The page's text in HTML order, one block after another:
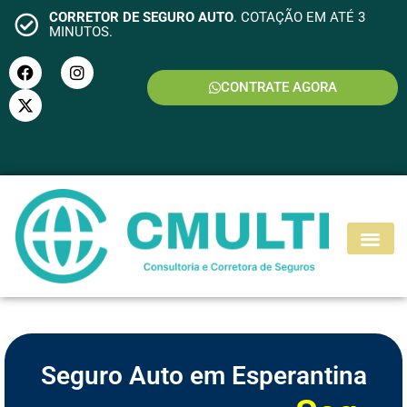
CORRETOR DE SEGURO AUTO. COTAÇÃO EM ATÉ 3
MINUTOS.
CONTRATE AGORA
SEGURO MOTO
Seguro Auto em Esperantina